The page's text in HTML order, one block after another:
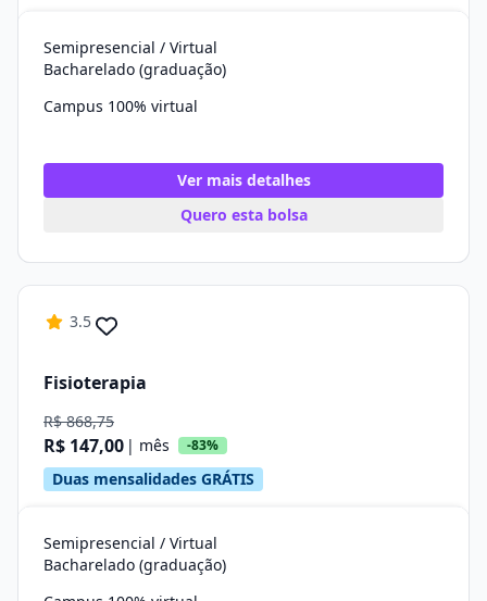
Semipresencial / Virtual
Bacharelado (graduação)
Campus 100% virtual
Ver mais detalhes
Quero esta bolsa
3.5
Fisioterapia
R$ 868,75
R$ 147,00 | mês -83%
Duas mensalidades GRÁTIS
Semipresencial / Virtual
Bacharelado (graduação)